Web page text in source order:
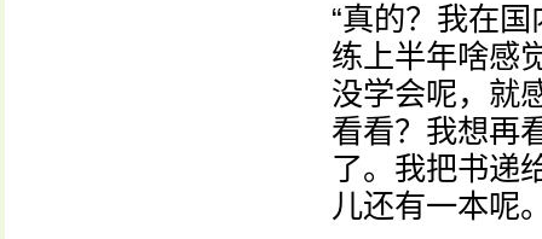
“真的？我在
练上半年啥感
没学会呢，就
看看？我想再
了。我把书递
儿还有一本呢